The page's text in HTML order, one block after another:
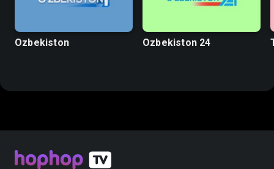
Ozbekiston Ozbekiston 24